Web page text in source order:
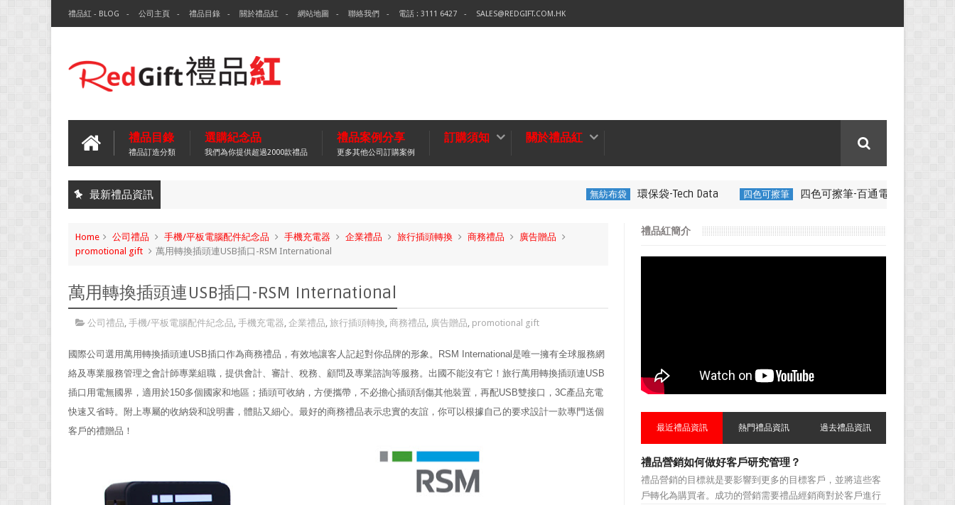
禮品紅 - BLOG 公司主頁 禮品目錄 關於禮品紅 網站地圖 聯絡我們 電話 : 3111 6427 SALES@REDGIFT.COM.HK
禮品目錄
禮品訂造分類
選購紀念品
我們為你提供超過2000款禮品
禮品案例分享
更多其他公司訂購案例
訂購須知 關於禮品紅
最新禮品資訊 環保袋-Tech Data 四色可擦筆 四色可擦筆-百通電纜 350ML 折疊矽膠咖啡杯特
Home 公司禮品 手機/平板電腦配件紀念品 手機充電器 企業禮品 旅行插頭轉換 商務禮品
廣告贈品
promotional gift
萬用轉換插頭連USB插口-RSM International
萬用轉換插頭連USB插口-RSM International
公司禮品, 手機/平板電腦配件紀念品, 手機充電器, 企業禮品, 旅行插頭轉換, 商務禮品, 廣告贈品, promotional gift
國際公司選用萬用轉換插頭連USB插口作為商務禮品，有效地讓客人記起對你品牌的形象。RSM International是唯一擁有全球服務網
絡及專業服務管理之會計師專業組職，提供會計、審計、稅務、顧問及專業諮詢等服務。出國不能沒有它！旅行萬用轉換插頭連USB
插口用電無國界，適用於150多個國家和地區；插頭可收納，方便攜帶，不必擔心插頭刮傷其他裝置，再配USB雙接口，3C產品充電
快速又省時。附上專屬的收納袋和說明書，體貼又細心。最好的商務禮品表示忠實的友誼，你可以根據自己的要求設計一款專門送個
客戶的禮贈品！
禮品紅簡介
最近禮品資訊 熱門禮品資訊 過去禮品資訊
禮品營銷如何做好客戶研究管理？
禮品營銷的目標就是要影響到更多的目標客戶，並將這些客
戶轉化為購買者。成功的營銷需要禮品經銷商對於客戶進行